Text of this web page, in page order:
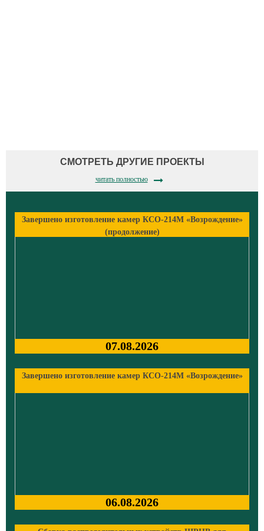
СМОТРЕТЬ ДРУГИЕ ПРОЕКТЫ
читать полностью
Завершено изготовление камер КСО-214М «Возрождение»
(продолжение)
07.08.2026
Завершено изготовление камер КСО-214М «Возрождение»
06.08.2026